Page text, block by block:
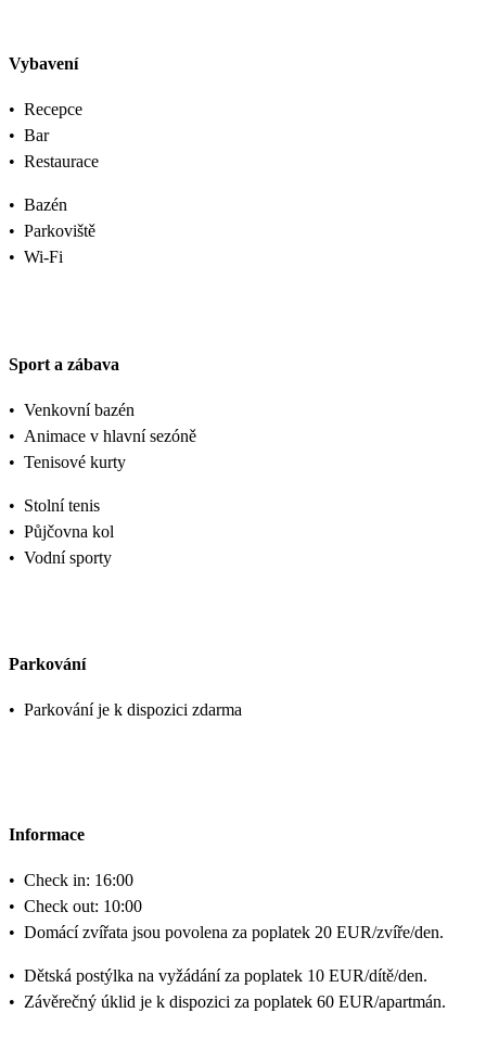
Vybavení
• Recepce
• Bar
• Restaurace
• Bazén
• Parkoviště
• Wi-Fi
Sport a zábava
• Venkovní bazén
• Animace v hlavní sezóně
• Tenisové kurty
• Stolní tenis
• Půjčovna kol
• Vodní sporty
Parkování
• Parkování je k dispozici zdarma
Informace
• Check in: 16:00
• Check out: 10:00
• Domácí zvířata jsou povolena za poplatek 20 EUR/zvíře/den.
• Dětská postýlka na vyžádání za poplatek 10 EUR/dítě/den.
• Závěrečný úklid je k dispozici za poplatek 60 EUR/apartmán.